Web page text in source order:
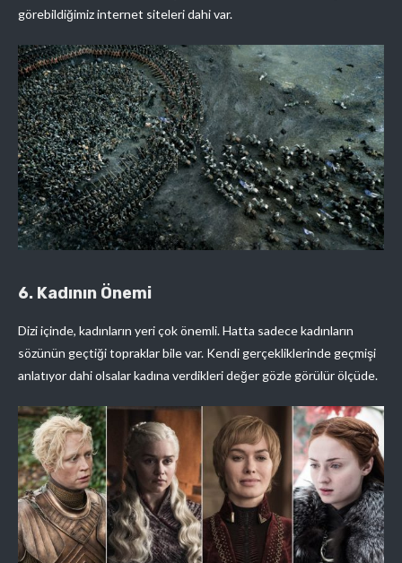
görebildiğimiz internet siteleri dahi var.
6. Kadının Önemi
Dizi içinde, kadınların yeri çok önemli. Hatta sadece kadınların
sözünün geçtiği topraklar bile var. Kendi gerçekliklerinde geçmişi
anlatıyor dahi olsalar kadına verdikleri değer gözle görülür ölçüde.